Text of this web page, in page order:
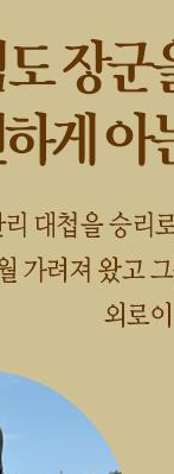
강제 이주│극동
압│‘전선에 보내
서
년)